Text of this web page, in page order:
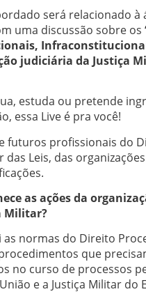
será relacionado à
uma discussão sobre os
judiciária da Justiça
estuda ou pretende
essa Live é pra você!
futuros profissionais do
das Leis, das
as ações da
Militar?
as normas do Direito
que
no curso de processos
e a Justiça Militar do